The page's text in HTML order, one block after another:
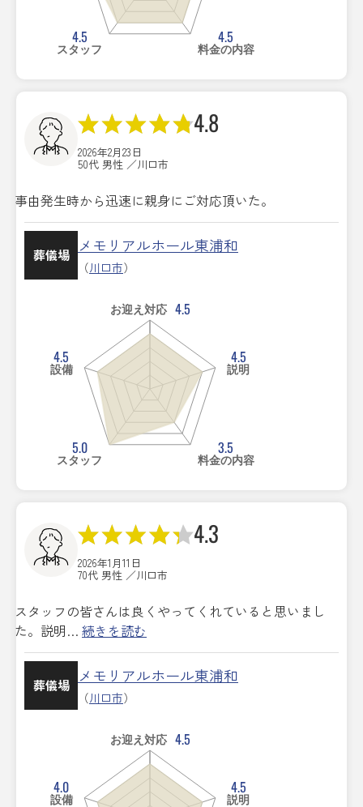
4.5
料金の内容
4.5
スタッフ
4.8
2026年2月23日
50代 男性 ／川口市
事由発生時から迅速に親身にご対応頂いた。
葬儀場 メモリアルホール東浦和
（川口市）
お迎え対応 4.5
4.5
説明
3.5
料金の内容
5.0
スタッフ
4.5
設備
4.3
2026年1月11日
70代 男性 ／川口市
スタッフの皆さんは良くやってくれていると思いまし
た。説明… 続きを読む
葬儀場 メモリアルホール東浦和
（川口市）
お迎え対応 4.5
4.5
説明
4.0
設備